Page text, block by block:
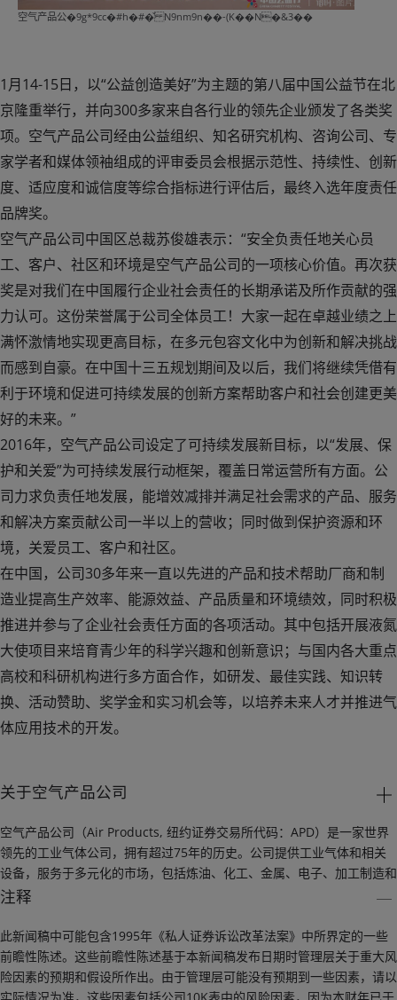
空气产品公�9g*9cc�#h�#�̌ N9nm9n��-(K��N�&3��
1月14-15日，以“公益创造美好”为主题的第八届中国公益节在北
京隆重举行，并向300多家来自各行业的领先企业颁发了各类奖
项。空气产品公司经由公益组织、知名研究机构、咨询公司、专
家学者和媒体领袖组成的评审委员会根据示范性、持续性、创新
度、适应度和诚信度等综合指标进行评估后，最终入选年度责任
品牌奖。
空气产品公司中国区总裁苏俊雄表示：“安全负责任地关心员
工、客户、社区和环境是空气产品公司的一项核心价值。再次获
奖是对我们在中国履行企业社会责任的长期承诺及所作贡献的强
力认可。这份荣誉属于公司全体员工！大家一起在卓越业绩之上
满怀激情地实现更高目标，在多元包容文化中为创新和解决挑战
而感到自豪。在中国十三五规划期间及以后，我们将继续凭借有
利于环境和促进可持续发展的创新方案帮助客户和社会创建更美
好的未来。”
2016年，空气产品公司设定了可持续发展新目标，以“发展、保
护和关爱”为可持续发展行动框架，覆盖日常运营所有方面。公
司力求负责任地发展，能增效减排并满足社会需求的产品、服务
和解决方案贡献公司一半以上的营收；同时做到保护资源和环
境，关爱员工、客户和社区。
在中国，公司30多年来一直以先进的产品和技术帮助厂商和制
造业提高生产效率、能源效益、产品质量和环境绩效，同时积极
推进并参与了企业社会责任方面的各项活动。其中包括开展液氮
大使项目来培育青少年的科学兴趣和创新意识；与国内各大重点
高校和科研机构进行多方面合作，如研发、最佳实践、知识转
换、活动赞助、奖学金和实习机会等，以培养未来人才并推进气
体应用技术的开发。
关于空气产品公司
空气产品公司（Air Products, 纽约证券交易所代码：APD）是一家世界
领先的工业气体公司，拥有超过75年的历史。公司提供工业气体和相关
设备，服务于多元化的市场，包括炼油、化工、金属、电子、加工制造和
食品饮料等行业。空气产品公司同时也是一家全球领先的液化天然气工艺
2018财年，公司在50多个国家和地区经营的销售额达89亿美元，当前市
值约350亿美元。其全球来自不同背景的约1万6千名充满热情、富有才华
和忠诚敬业的员工在空气产品公司更高目标的引领下，致力于创造创新的
注释
此新闻稿中可能包含1995年《私人证券诉讼改革法案》中所界定的一些
前瞻性陈述。这些前瞻性陈述基于本新闻稿发布日期时管理层关于重大风
险因素的预期和假设所作出。由于管理层可能没有预期到一些因素，请以